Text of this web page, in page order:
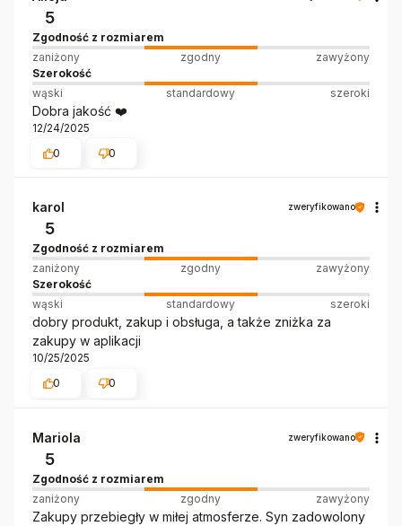
5
Zgodność z rozmiarem
zaniżony
zgodny
zawyżony
Szerokość
wąski
standardowy szeroki
Dobra jakość ❤️
12/24/2025
0
0
karol zweryfikowano
5
Zgodność z rozmiarem
zaniżony
zgodny
zawyżony
Szerokość
wąski
standardowy szeroki
dobry produkt, zakup i obsługa, a także zniżka za
zakupy w aplikacji
10/25/2025
0
0
Mariola zweryfikowano
5
Zgodność z rozmiarem
zaniżony
zgodny zawyżony
Zakupy przebiegły w miłej atmosferze. Syn zadowolony